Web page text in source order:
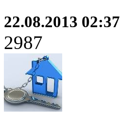
22.08.2013 02:37
2987